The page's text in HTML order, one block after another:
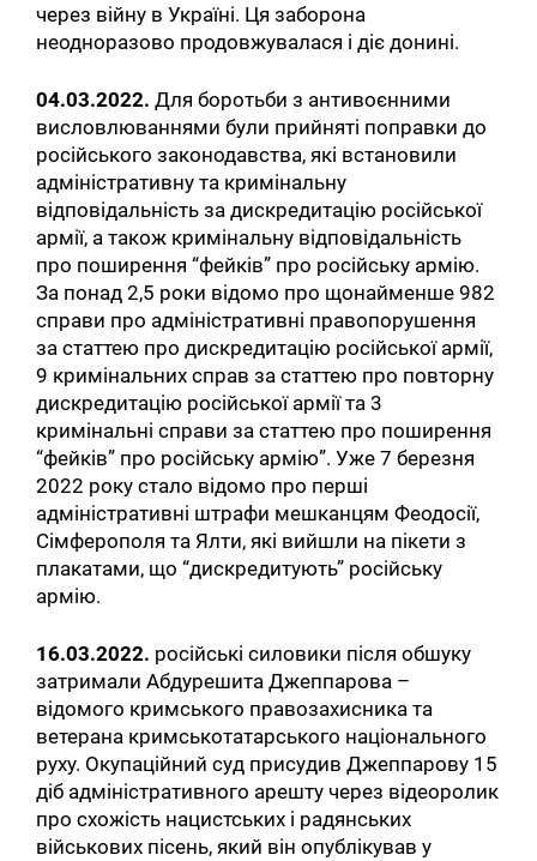
через війну в Україні. Ця заборона
неодноразово продовжувалася і діє донині.
04.03.2022.Для боротьби з антивоєнними
висловлюваннями були прийняті поправки до
російського законодавства, які встановили
адміністративну та кримінальну
відповідальність за дискредитацію російської
армії, а також кримінальну відповідальність
про поширення “фейків” про російську армію.
За понад 2,5 роки відомо про щонайменше 982
справи про адміністративні правопорушення
за статтею про дискредитацію російської армії,
9 кримінальних справ за статтею про повторну
дискредитацію російської армії та 3
кримінальні справи за статтею про поширення
“фейків” про російську армію”. Уже 7 березня
2022 року стало відомо про перші
адміністративні штрафи мешканцям Феодосії,
Сімферополя та Ялти, які вийшли на пікети з
плакатами, що “дискредитують” російську
армію.
16.03.2022. російські силовики після обшуку
затримали Абдурешита Джеппарова –
відомого кримського правозахисника та
ветерана кримськотатарського національного
руху. Окупаційний суд присудив Джеппарову 15
діб адміністративного арешту через відеоролик
про схожість нацистських і радянських
військових пісень, який він опублікував у